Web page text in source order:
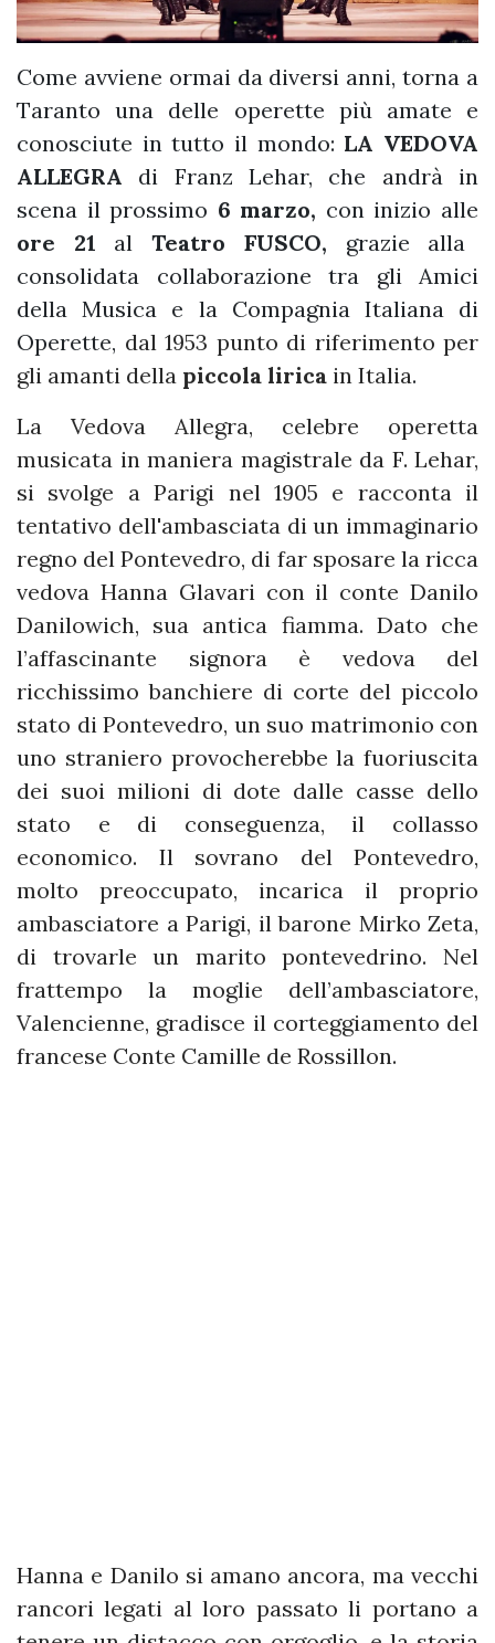
Come avviene ormai da diversi anni, torna a
Taranto una delle operette più amate e
conosciute in tutto il mondo: LA VEDOVA
ALLEGRA di Franz Lehar, che andrà in
scena il prossimo 6 marzo, con inizio alle
ore 21 alTeatro FUSCO, grazie alla
consolidata collaborazione tra gli Amici
della Musica e la Compagnia Italiana di
Operette, dal 1953 punto di riferimento per
gli amanti della piccola lirica in Italia.
La Vedova Allegra, celebre operetta
musicata in maniera magistrale da F. Lehar,
si svolge a Parigi nel 1905 e racconta il
tentativo dell'ambasciata di un immaginario
regno del Pontevedro, di far sposare la ricca
vedova Hanna Glavari con il conte Danilo
Danilowich, sua antica fiamma. Dato che
l’affascinante signora è vedova del
ricchissimo banchiere di corte del piccolo
stato di Pontevedro, un suo matrimonio con
uno straniero provocherebbe la fuoriuscita
dei suoi milioni di dote dalle casse dello
stato e di conseguenza, il collasso
economico. Il sovrano del Pontevedro,
molto preoccupato, incarica il proprio
ambasciatore a Parigi, il barone Mirko Zeta,
di trovarle un marito pontevedrino. Nel
frattempo la moglie dell’ambasciatore,
Valencienne, gradisce il corteggiamento del
francese Conte Camille de Rossillon.
Hanna e Danilo si amano ancora, ma vecchi
rancori legati al loro passato li portano a